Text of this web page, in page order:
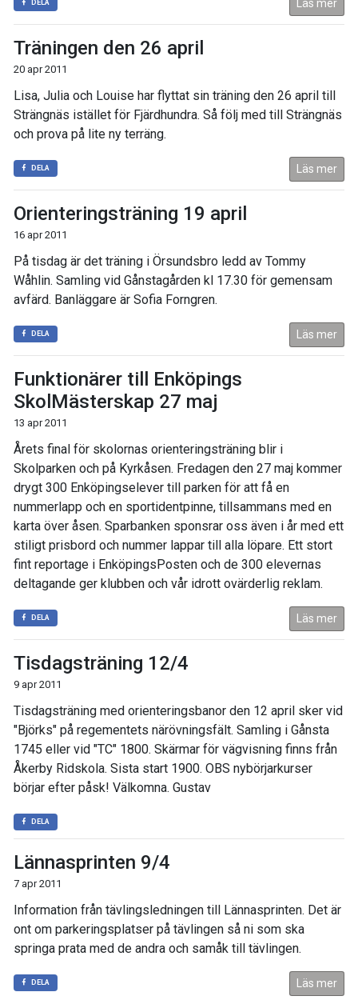
DELA Läs mer
Träningen den 26 april
20 apr 2011
Lisa, Julia och Louise har flyttat sin träning den 26 april till
Strängnäs istället för Fjärdhundra. Så följ med till Strängnäs
och prova på lite ny terräng.
DELA Läs mer
Orienteringsträning 19 april
16 apr 2011
På tisdag är det träning i Örsundsbro ledd av Tommy
Wåhlin. Samling vid Gånstagården kl 17.30 för gemensam
avfärd. Banläggare är Sofia Forngren.
DELA Läs mer
Funktionärer till Enköpings
SkolMästerskap 27 maj
13 apr 2011
Årets final för skolornas orienteringsträning blir i
Skolparken och på Kyrkåsen. Fredagen den 27 maj kommer
drygt 300 Enköpingselever till parken för att få en
nummerlapp och en sportidentpinne, tillsammans med en
karta över åsen. Sparbanken sponsrar oss även i år med ett
stiligt prisbord och nummer lappar till alla löpare. Ett stort
fint reportage i EnköpingsPosten och de 300 elevernas
deltagande ger klubben och vår idrott ovärderlig reklam.
DELA Läs mer
Tisdagsträning 12/4
9 apr 2011
Tisdagsträning med orienteringsbanor den 12 april sker vid
"Björks" på regementets närövningsfält. Samling i Gånsta
1745 eller vid "TC" 1800. Skärmar för vägvisning finns från
Åkerby Ridskola. Sista start 1900. OBS nybörjarkurser
börjar efter påsk! Välkomna. Gustav
DELA
Lännasprinten 9/4
7 apr 2011
Information från tävlingsledningen till Lännasprinten. Det är
ont om parkeringsplatser på tävlingen så ni som ska
springa prata med de andra och samåk till tävlingen.
DELA Läs mer